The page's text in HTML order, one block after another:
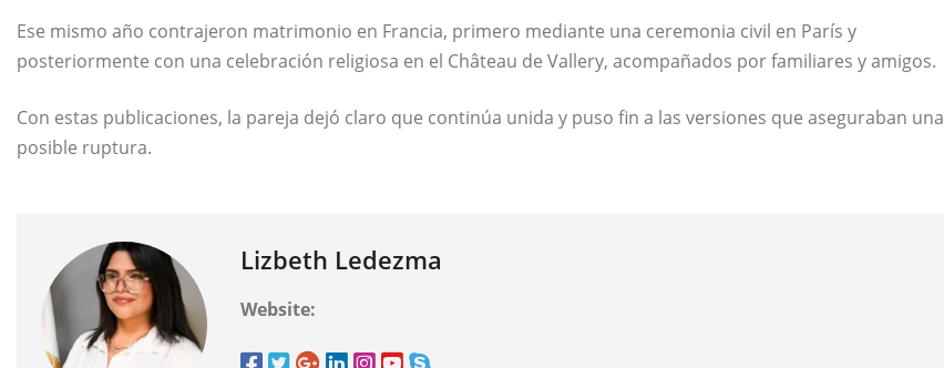
Ese mismo año contrajeron matrimonio en Francia, primero mediante una ceremonia civil en París y
posteriormente con una celebración religiosa en el Château de Vallery, acompañados por familiares y amigos.
Con estas publicaciones, la pareja dejó claro que continúa unida y puso fin a las versiones que aseguraban una
posible ruptura.
Lizbeth Ledezma
Website: